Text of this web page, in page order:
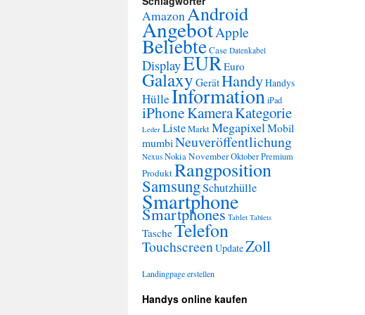
AmazonAndroid
AngebotApple
BeliebteCase Datenkabel
DisplayEUREuro
Galaxy GerätHandyHandys
HülleInformationiPad
iPhoneKameraKategorie
Leder ListeMarktMegapixelMobil
mumbiNeuveröffentlichung
Nexus NokiaNovemberOktoberPremium
ProduktRangposition
SamsungSchutzhülle
Smartphone
Smartphones Tablet Tablets
TascheTelefon
TouchscreenUpdateZoll
Landingpage erstellen
Handys online kaufen